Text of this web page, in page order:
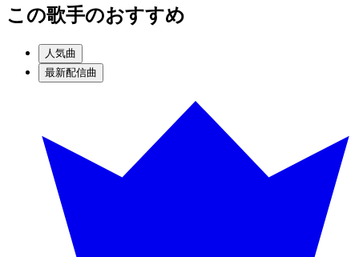
この歌手のおすすめ
人気曲
最新配信曲